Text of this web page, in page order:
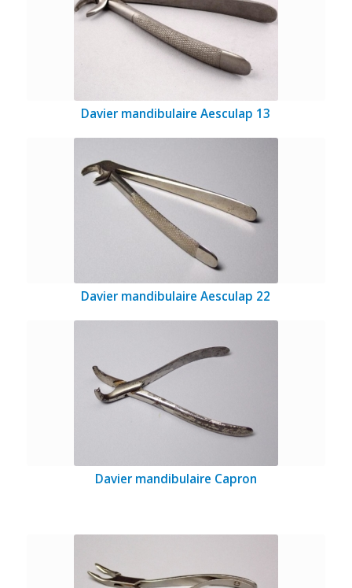
Davier mandibulaire Aesculap 13
Davier mandibulaire Aesculap 22
Davier mandibulaire Capron